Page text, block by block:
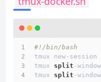
#!/bin/bash
tmux new-
tmux split -
tmux split -